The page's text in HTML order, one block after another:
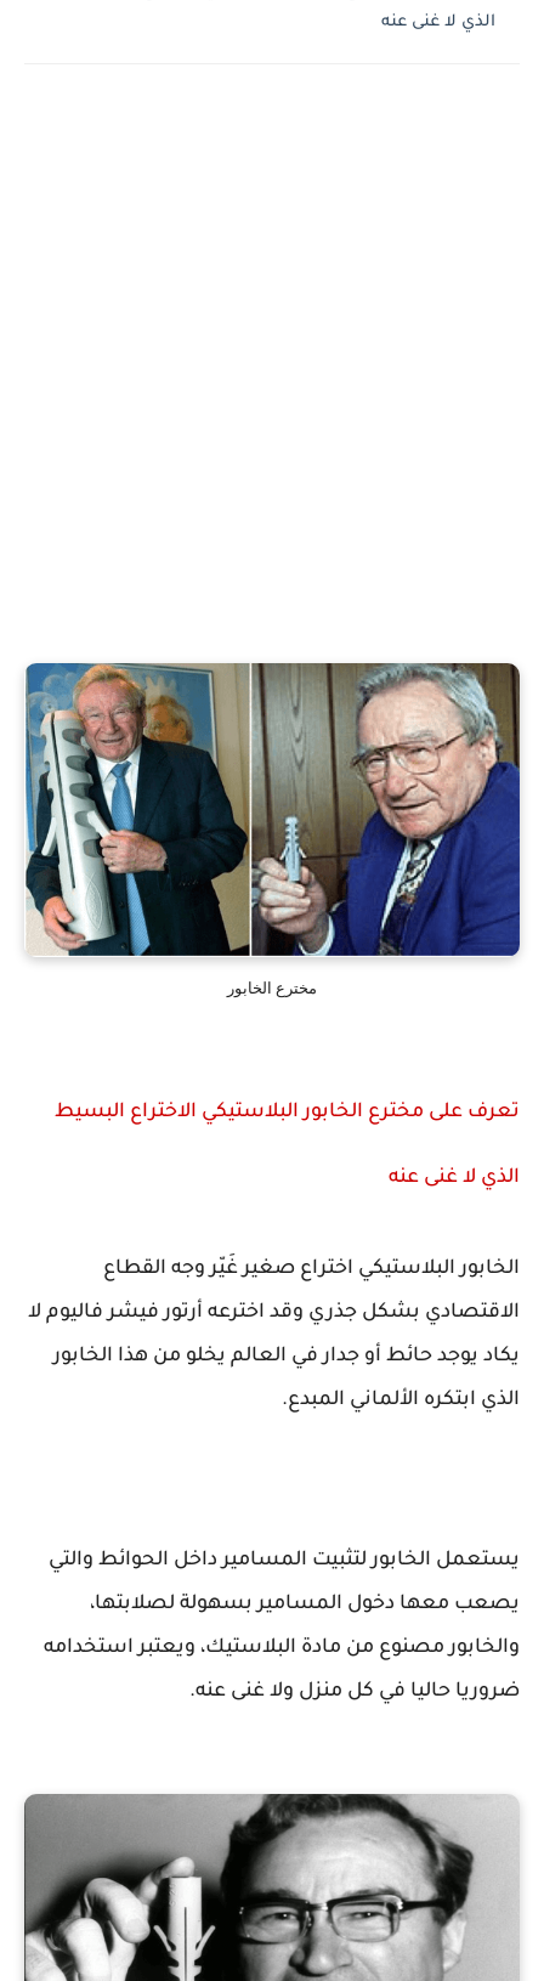
الذي لا غنى عنه
مخترع الخابور
تعرف على مخترع الخابور البلاستيكي الاختراع البسيط
الذي لا غنى عنه
الخابور البلاستيكي اختراع صغير غَيّر وجه القطاع
الاقتصادي بشكل جذري وقد اخترعه أرتور فيشر فاليوم لا
يكاد يوجد حائط أو جدار في العالم يخلو من هذا الخابور
الذي ابتكره الألماني المبدع.
يستعمل الخابور لتثبيت المسامير داخل الحوائط والتي
يصعب معها دخول المسامير بسهولة لصلابتها،
والخابور مصنوع من مادة البلاستيك، ويعتبر استخدامه
ضروريا حاليا في كل منزل ولا غنى عنه.